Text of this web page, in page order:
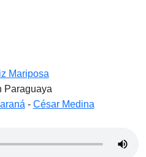
Mariposa
Paraguaya
- César Medina